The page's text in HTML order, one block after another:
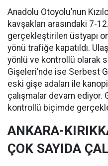
Anadolu Otoyolu’nun
kavşakları arasındaki 7-
gerçekleştirilen üstyapı
yönü trafiğe kapatıldı.
yönlü ve kontrollü olarak
Gişeleri’nde ise Serbest
eski gişe adaları ile
çalışmalar devam ediyor.
kontrollü biçimde
ANKARA-
ÇOK SAYIDA